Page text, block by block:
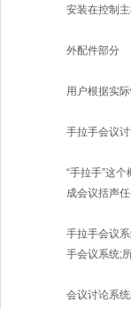
安装在控制
外配件部分
用户根据实
手拉手会议
“手拉手”这
成会议括声
手拉手会议
手会议系统;
会议讨论系